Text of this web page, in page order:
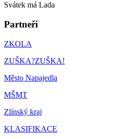
Svátek má Lada
Partneři
ZKOLA
ZUŠKA?ZUŠKA!
Město Napajedla
MŠMT
Zlínský kraj
KLASIFIKACE